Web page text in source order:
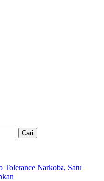
Tolerance Narkoba, Satu